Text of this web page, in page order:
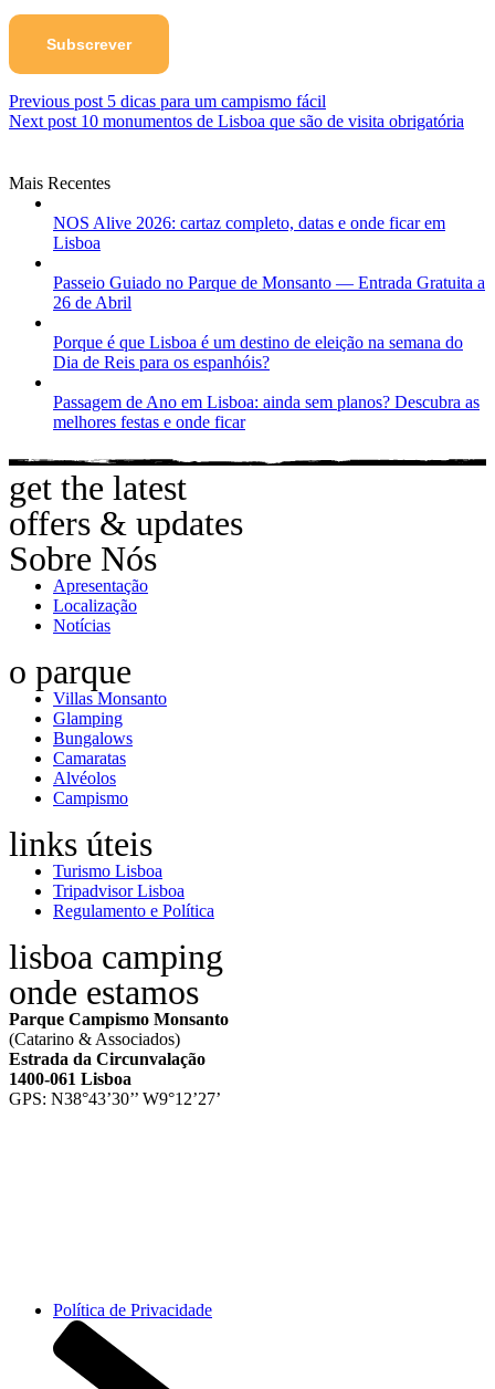
Post
Previous post 5 dicas para um campismo fácil
Next post 10 monumentos de Lisboa que são de visita obrigatória
Mais Recentes
NOS Alive 2026: cartaz completo, datas e onde ficar em
Lisboa
Passeio Guiado no Parque de Monsanto — Entrada Gratuita a
26 de Abril
Porque é que Lisboa é um destino de eleição na semana do
Dia de Reis para os espanhóis?
Passagem de Ano em Lisboa: ainda sem planos? Descubra as
melhores festas e onde ficar
get the latest
offers & updates
Sobre Nós
Apresentação
Localização
Notícias
o parque
Villas Monsanto
Glamping
Bungalows
Camaratas
Alvéolos
Campismo
links úteis
Turismo Lisboa
Tripadvisor Lisboa
Regulamento e Política
lisboa camping
onde estamos
Parque Campismo Monsanto
(Catarino & Associados)
Estrada da Circunvalação
1400-061 Lisboa
GPS: N38°43’30’’ W9°12’27’
Política de Privacidade